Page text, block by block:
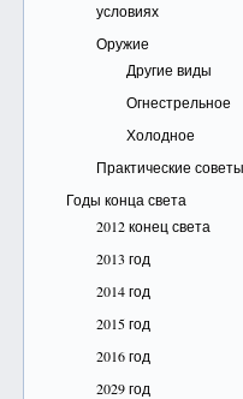
условиях
Оружие
Другие виды
Огнестрельное
Холодное
Практические советы
Годы конца света
2012 конец света
2013 год
2014 год
2015 год
2016 год
2029 год